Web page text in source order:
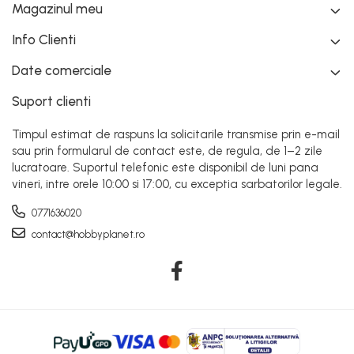
MACHETE
PARTY
ARIPI SI ARTICOLE DIN PENE/TULLE
ARMY/POLICE/MARINE PARTY
ARTICOLE DE MAKE-UP HALLOWEEN
ARTICOLE PENTRU DEGHIZAT
BENTITE PENTRU CAP SERBARI
BENTITE SUPER DECOR CRACIUN
BRETELE/CURELE/CRAVATE/PAPIOANE
COWBOY WESTERN
Magazinul meu
Info Clienti
Date comerciale
Suport clienti
Timpul estimat de raspuns la solicitarile transmise prin e-mail
sau prin formularul de contact este, de regula, de 1–2 zile
lucratoare. Suportul telefonic este disponibil de luni pana
vineri, intre orele 10:00 si 17:00, cu exceptia sarbatorilor legale.
0771636020
contact@hobbyplanet.ro